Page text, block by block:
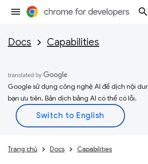
Docs Capabilities
Google sử dụng công nghệ AI để dịch nội
bạn ưu tiên. Bản dịch bằng AI có thể có lỗi.
Trang chủ Docs Capabilities